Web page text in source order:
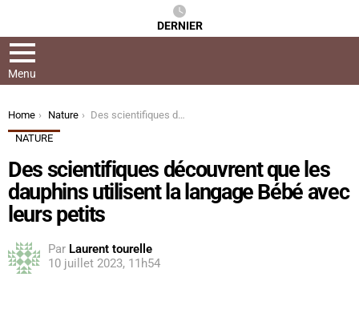
DERNIER
Menu
You are here:
Home Nature
Des scientifiques découvrent que les dauphins utilisent la langage Bébé avec leurs petits
NATURE
Des scientifiques découvrent que les
dauphins utilisent la langage Bébé avec
leurs petits
Par Laurent tourelle
10 juillet 2023, 11h54